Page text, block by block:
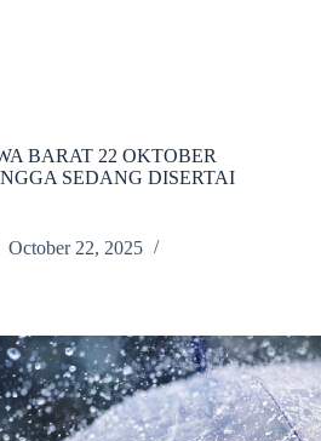
BARAT 22 OKTOBER
SEDANG DISERTAI
October 22, 2025